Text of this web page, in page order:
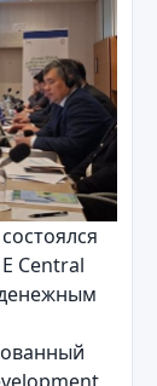
Central